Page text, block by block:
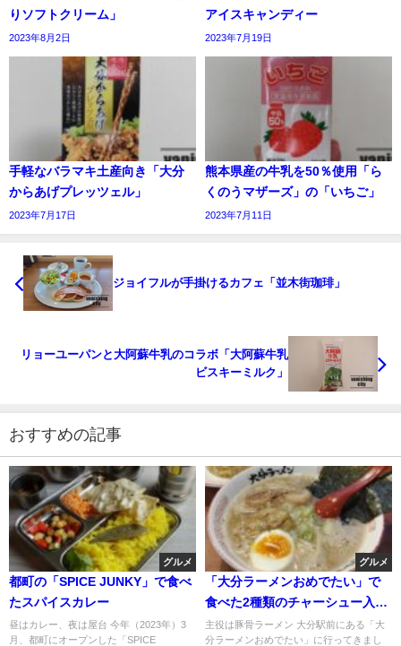
りソフトクリーム」
2023年8月2日
アイスキャンディー
2023年7月19日
手軽なバラマキ土産向き「大分
からあげプレッツェル」
2023年7月17日
熊本県産の牛乳を50％使用「ら
くのうマザーズ」の「いちご」
2023年7月11日
ジョイフルが手掛けるカフェ「並木街珈琲」
リョーユーパンと大阿蘇牛乳のコラボ「大阿蘇牛乳
ビスキーミルク」
おすすめの記事
グルメ
都町の「SPICE JUNKY」で食べ
たスパイスカレー
昼はカレー、夜は屋台 今年（2023年）3
月、都町にオープンした「SPICE
グルメ
「大分ラーメンおめでたい」で
食べた2種類のチャーシュー入り
の豚骨ラーメン
主役は豚骨ラーメン 大分駅前にある「大
分ラーメンおめでたい」に行ってきまし